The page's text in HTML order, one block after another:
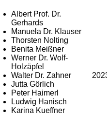
Albert Prof. Dr.
Gerhards
Manuela Dr. Klauser
Thorsten Nolting
Benita Meißner
Werner Dr. Wolf-
Holzäpfel
Walter Dr. Zahner
Jutta Görlich
Peter Haimerl
Ludwig Hanisch
Karina Kueffner